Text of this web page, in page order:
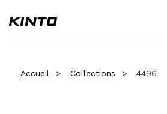
Accueil Collections 4496